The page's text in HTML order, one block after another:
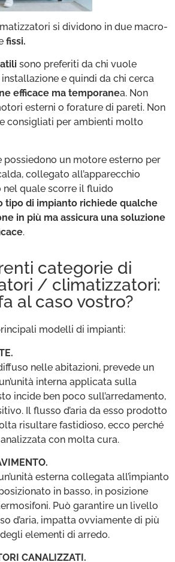
si dividono in due macro-
fissi.
sono preferiti da chi vuole
e quindi da chi cerca
efficace ma temporanea. Non
esterni o forature di pareti. Non
consigliati per ambienti molto
possiedono un motore esterno per
collegato all’apparecchio
nel quale scorre il fluido
tipo di impianto richiede qualche
in più ma assicura una soluzione
.
categorie di
/ climatizzatori:
al caso vostro?
modelli di impianti:
nelle abitazioni, prevede un
interna applicata sulla
incide ben poco sull’arredamento,
Il flusso d’aria da esso prodotto
risultare fastidioso, ecco perché
con molta cura.
esterna collegata all’impianto
in basso, in posizione
Può garantire un livello
d’aria, impatta ovviamente di più
elementi di arredo.
CANALIZZATI.